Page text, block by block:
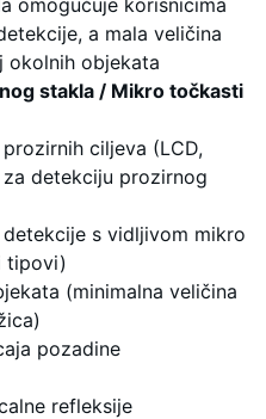
omogućuje korisnicima
a mala veličina
okolnih objekata
stakla / Mikro točkasti
ciljeva (LCD,
detekciju prozirnog
s vidljivom mikro
tipovi)
(minimalna veličina
pozadine
refleksije